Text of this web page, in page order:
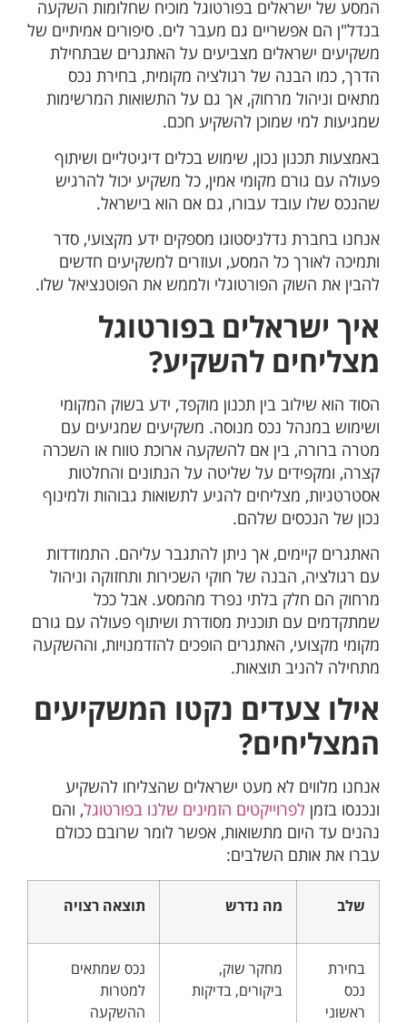
המסע של ישראלים בפורטוגל מוכיח שחלומות השקעה
בנדל"ן הם אפשריים גם מעבר לים. סיפורים אמיתיים של
משקיעים ישראלים מצביעים על האתגרים שבתחילת
הדרך, כמו הבנה של רגולציה מקומית, בחירת נכס
מתאים וניהול מרחוק, אך גם על התשואות המרשימות
שמגיעות למי שמוכן להשקיע חכם.
באמצעות תכנון נכון, שימוש בכלים דיגיטליים ושיתוף
פעולה עם גורם מקומי אמין, כל משקיע יכול להרגיש
שהנכס שלו עובד עבורו, גם אם הוא בישראל.
אנחנו בחברת נדלניסטוגו מספקים ידע מקצועי, סדר
ותמיכה לאורך כל המסע, ועוזרים למשקיעים חדשים
להבין את השוק הפורטוגלי ולממש את הפוטנציאל שלו.
איך ישראלים בפורטוגל
מצליחים להשקיע?
הסוד הוא שילוב בין תכנון מוקפד, ידע בשוק המקומי
ושימוש במנהל נכס מנוסה. משקיעים שמגיעים עם
מטרה ברורה, בין אם להשקעה ארוכת טווח או השכרה
קצרה, ומקפידים על שליטה על הנתונים והחלטות
אסטרטגיות, מצליחים להגיע לתשואות גבוהות ולמינוף
נכון של הנכסים שלהם.
האתגרים קיימים, אך ניתן להתגבר עליהם. התמודדות
עם רגולציה, הבנה של חוקי השכירות ותחזוקה וניהול
מרחוק הם חלק בלתי נפרד מהמסע. אבל ככל
שמתקדמים עם תוכנית מסודרת ושיתוף פעולה עם גורם
מקומי מקצועי, האתגרים הופכים להזדמנויות, וההשקעה
מתחילה להניב תוצאות.
אילו צעדים נקטו המשקיעים
המצליחים?
אנחנו מלווים לא מעט ישראלים שהצליחו להשקיע
ונכנסו בזמן לפרוייקטים הזמינים שלנו בפורטוגל, והם
נהנים עד היום מתשואות, אפשר לומר שרובם ככולם
עברו את אותם השלבים:
שלב מה נדרש תוצאה רצויה
בחירת
נכס
ראשוני
מחקר שוק,
ביקורים, בדיקות
נכס שמתאים
למטרות
ההשקעה